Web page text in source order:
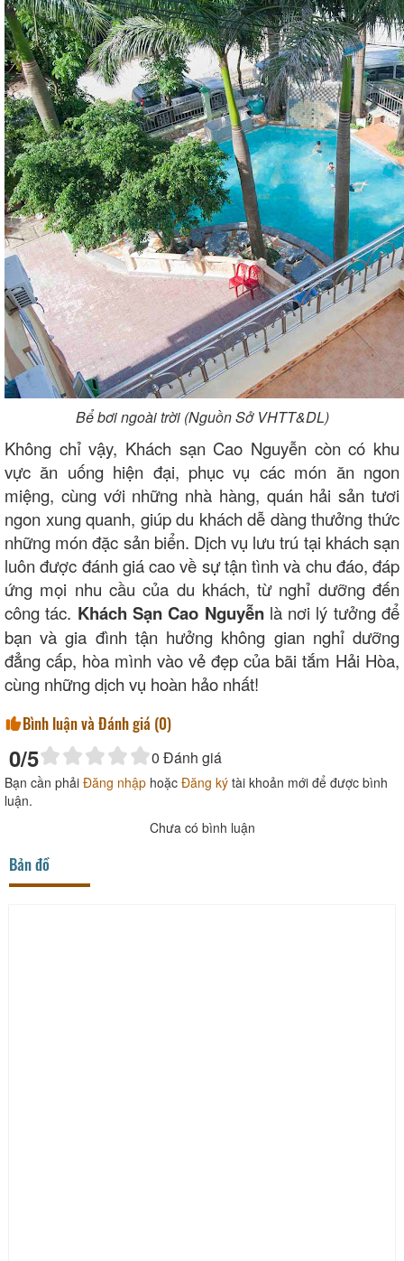
Bể bơi ngoài trời (Nguồn Sở VHTT&DL)
Không chỉ vậy, Khách sạn Cao Nguyễn còn có khu
vực ăn uống hiện đại, phục vụ các món ăn ngon
miệng, cùng với những nhà hàng, quán hải sản tươi
ngon xung quanh, giúp du khách dễ dàng thưởng thức
những món đặc sản biển. Dịch vụ lưu trú tại khách sạn
luôn được đánh giá cao về sự tận tình và chu đáo, đáp
ứng mọi nhu cầu của du khách, từ nghỉ dưỡng đến
công tác. Khách Sạn Cao Nguyễnlà nơi lý tưởng để
bạn và gia đình tận hưởng không gian nghỉ dưỡng
đẳng cấp, hòa mình vào vẻ đẹp của bãi tắm Hải Hòa,
cùng những dịch vụ hoàn hảo nhất!
Bình luận và Đánh giá (0)
0/5 0 Đánh giá
Bạn cần phải Đăng nhập hoặc Đăng ký tài khoản mới để được bình
luận.
Chưa có bình luận
Bản đồ